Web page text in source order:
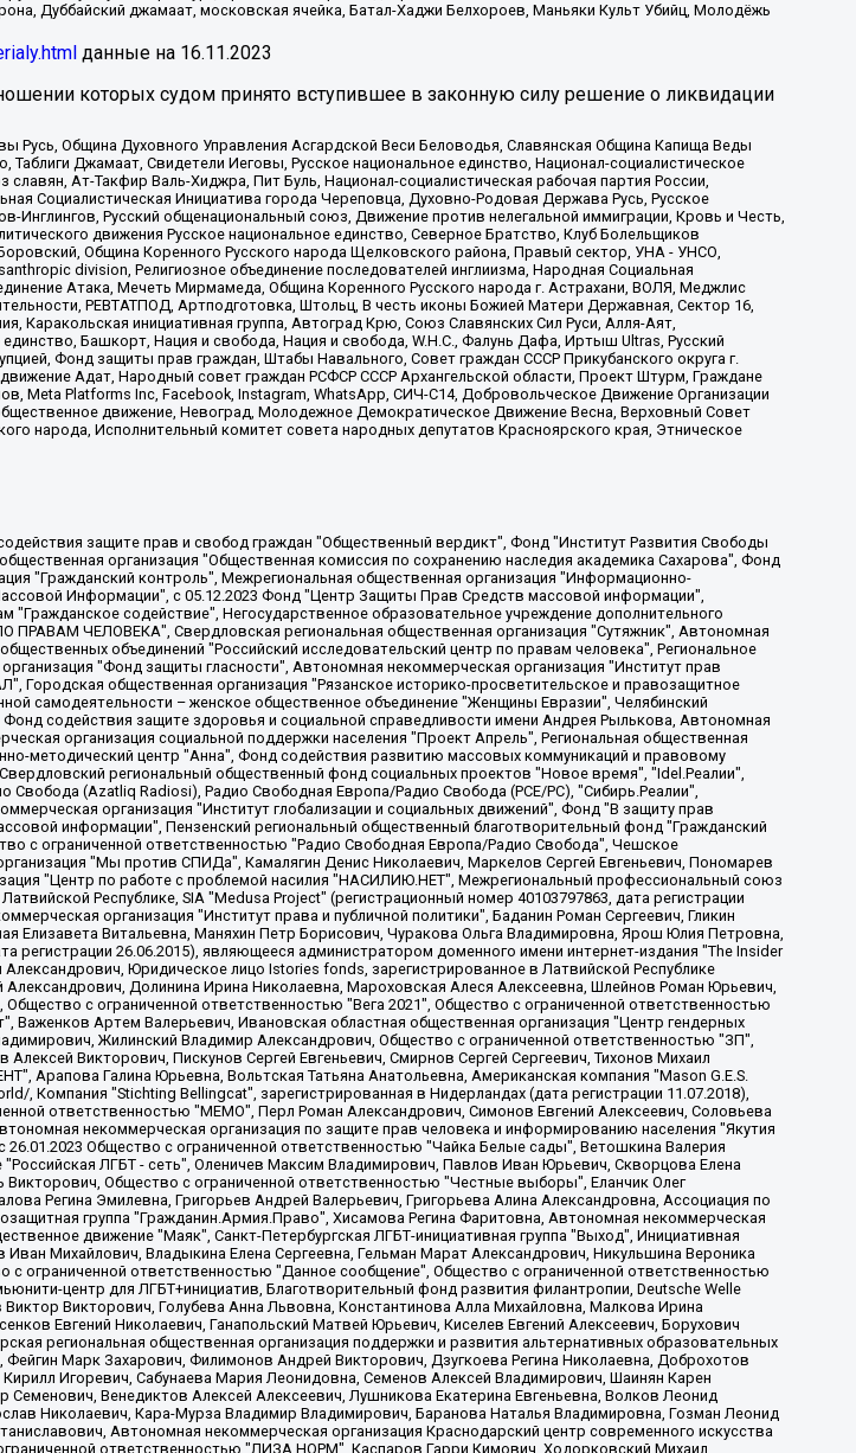
Дуббайский джамаат, московская ячейка, Батал-Хаджи Белхороев, Маньяки Культ Убийц, Молодёжь
данные на 16.11.2023
которых судом принято вступившее в законную силу решение о ликвидации
Русь, Община Духовного Управления Асгардской Веси Беловодья, Славянская Община Капища Веды
Джамаат, Свидетели Иеговы, Русское национальное единство, Национал-социалистическое
Ат-Такфир Валь-Хиджра, Пит Буль, Национал-социалистическая рабочая партия России,
Социалистическая Инициатива города Череповца, Духовно-Родовая Держава Русь, Русское
Русский общенациональный союз, Движение против нелегальной иммиграции, Кровь и Честь,
движения Русское национальное единство, Северное Братство, Клуб Болельщиков
Община Коренного Русского народа Щелковского района, Правый сектор, УНА - УНСО,
division, Религиозное объединение последователей инглиизма, Народная Социальная
Атака, Мечеть Мирмамеда, Община Коренного Русского народа г. Астрахани, ВОЛЯ, Меджлис
РЕВТАТПОД, Артподготовка, Штольц, В честь иконы Божией Матери Державная, Сектор 16,
инициативная группа, Автоград Крю, Союз Славянских Сил Руси, Алля-Аят,
Башкорт, Нация и свобода, Нация и свобода, W.H.С., Фалунь Дафа, Иртыш Ultras, Русский
Фонд защиты прав граждан, Штабы Навального, Совет граждан СССР Прикубанского округа г.
Адат, Народный совет граждан РСФСР СССР Архангельской области, Проект Штурм, Граждане
Meta Platforms Inc, Facebook, Instagram, WhatsApp, СИЧ-С14, Добровольческое Движение Организации
движение, Невоград, Молодежное Демократическое Движение Весна, Верховный Совет
народа, Исполнительный комитет совета народных депутатов Красноярского края, Этническое
ответственностью "Ромашки монолит", Важенков Артем Валерьевич, Ивановская областная общественная организация "Центр гендерных исследований", Гурман Юрий Альбертович, Медиапроект "ОВД-Инфо", Егоров Владимир Владимирович, Жилинский Владимир Александрович, Общество с ограниченной ответственностью "ЗП", Иванова София Юрьевна, Карезина Инна Павловна, Кильтау Екатерина Викторовна, Петров Алексей Викторович, Пискунов Сергей Евгеньевич, Смирнов Сергей Сергеевич, Тихонов Михаил Сергеевич, Общество с ограниченной ответственностью "ЖУРНАЛИСТ-ИНОСТРАННЫЙ АГЕНТ", Арапова Галина Юрьевна, Вольтская Татьяна Анатольевна, Американская компания "Mason G.E.S. Anonymous Foundation" (США), являющаяся владельцем интернет-издания https://mnews.world/, Компания "Stichting Bellingcat", зарегистрированная в Нидерландах (дата регистрации 11.07.2018), Захаров Андрей Вячеславович, Клепиковская Екатерина Дмитриевна, Общество с ограниченной ответственностью "МЕМО", Перл Роман Александрович, Симонов Евгений Алексеевич, Соловьева Елена Анатольевна, Сотников Даниил Владимирович, Сурначева Елизавета Дмитриевна, Автономная некоммерческая организация по защите прав человека и информированию населения "Якутия – Наше Мнение", Общество с ограниченной ответственностью "Москоу диджитал медиа", с 26.01.2023 Общество с ограниченной ответственностью "Чайка Белые сады", Ветошкина Валерия Валерьевна, Заговора Максим Александрович, Межрегиональное общественное движение "Российская ЛГБТ - сеть", Оленичев Максим Владимирович, Павлов Иван Юрьевич, Скворцова Елена Сергеевна, Общество с ограниченной ответственностью "Как бы инагент", Кочетков Игорь Викторович, Общество с ограниченной ответственностью "Честные выборы", Еланчик Олег Александрович, Общество с ограниченной ответственностью "Нобелевский призыв", Гималова Регина Эмилевна, Григорьев Андрей Валерьевич, Григорьева Алина Александровна, Ассоциация по содействию защите прав призывников, альтернативнослужащих и военнослужащих "Правозащитная группа "Гражданин.Армия.Право", Хисамова Регина Фаритовна, Автономная некоммерческая организация по реализации социально-правовых программ "Лилит", Дальневосточное общественное движение "Маяк", Санкт-Петербургская ЛГБТ-инициативная группа "Выход", Инициативная группа ЛГБТ+ "Реверс", Алексеев Андрей Викторович, Бекбулатова Таисия Львовна, Беляев Иван Михайлович, Владыкина Елена Сергеевна, Гельман Марат Александрович, Никульшина Вероника Юрьевна, Толоконникова Надежда Андреевна, Шендерович Виктор Анатольевич, Общество с ограниченной ответственностью "Данное сообщение", Общество с ограниченной ответственностью Издательский дом "Новая глава", Айнбиндер Александра Александровна, Московский комьюнити-центр для ЛГБТ+инициатив, Благотворительный фонд развития филантропии, Deutsche Welle (Германия, Kurt-Schumacher-Strasse 3, 53113 Bonn), Борзунова Мария Михайловна, Воробьев Виктор Викторович, Голубева Анна Львовна, Константинова Алла Михайловна, Малкова Ирина Владимировна, Мурадов Мурад Абдулгалимович, Осетинская Елизавета Николаевна, Понасенков Евгений Николаевич, Ганапольский Матвей Юрьевич, Киселев Евгений Алексеевич, Борухович Ирина Григорьевна, Дремин Иван Тимофеевич, Дубровский Дмитрий Викторович, Красноярская региональная общественная организация поддержки и развития альтернативных образовательных технологий и межкультурных коммуникаций "ИНТЕРРА", Маяковская Екатерина Алексеевна, Фейгин Марк Захарович, Филимонов Андрей Викторович, Дзугкоева Регина Николаевна, Доброхотов Роман Александрович, Дудь Юрий Александрович, Елкин Сергей Владимирович, Кругликов Кирилл Игоревич, Сабунаева Мария Леонидовна, Семенов Алексей Владимирович, Шаинян Карен Багратович, Шульман Екатерина Михайловна, Асафьев Артур Валерьевич, Вахштайн Виктор Семенович, Венедиктов Алексей Алексеевич, Лушникова Екатерина Евгеньевна, Волков Леонид Михайлович, Невзоров Александр Глебович, Пархоменко Сергей Борисович, Сироткин Ярослав Николаевич, Кара-Мурза Владимир Владимирович, Баранова Наталья Владимировна, Гозман Леонид Яковлевич, Кагарлицкий Борис Юльевич, Климарев Михаил Валерьевич, Милов Владимир Станиславович, Автономная некоммерческая организация Краснодарский центр современного искусства "Типография", Моргенштерн Алишер Тагирович, Соболь Любовь Эдуардовна, Общество с ограниченной ответственностью "ЛИЗА НОРМ", Каспаров Гарри Кимович, Ходорковский Михаил Борисович, Общество с ограниченной ответственностью "Апрельские тезисы", Данилович Ирина Брониславовна, Кашин Олег Владимирович, Петров Николай Владимирович, Пивоваров Алексей Владимирович, Соколов Михаил Владимирович, Цветкова Юлия Владимировна, Чичваркин Евгений Александрович, Комитет против пыток/Команда против пыток, Общество с ограниченной ответственностью "Первый научный", Общество с ограниченной ответственностью "Вертолет и ко", Белоцерковская Вероника Борисовна, Кац Максим Евгеньевич, Лазарева Татьяна Юрьевна, Шаведдинов Руслан Табризович, Яшин Илья Валерьевич, Общество с ограниченной ответственностью "Иноагент ААВ", Алешковский Дмитрий Петрович, Альбац Евгения Марковна, Быков Дмитрий Львович, Галямина Юлия Евгеньевна, Лойко Сергей Леонидович, Мартынов Кирилл Константинович, Медведев Сергей Александрович, Крашенинников Федор Геннадиевич, Гордеева Катерина Вл